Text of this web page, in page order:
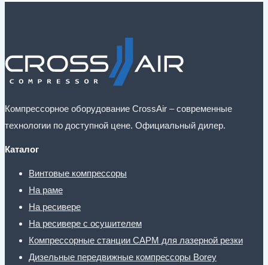
Компрессорное оборудование CrossAir – современные
технологии по доступной цене. Официальный дилер.
Каталог
Винтовые компрессоры
На раме
На ресивере
На ресивере с осушителем
Компрессорные станции CAPM для лазерной резки
Дизельные передвижные компрессоры Borey